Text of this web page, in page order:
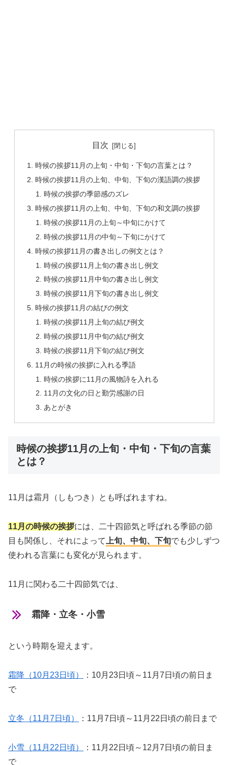
目次
時候の挨拶11月の上旬・中旬・下旬の言葉とは？
時候の挨拶11月の上旬、中旬、下旬の漢語調の挨拶
時候の挨拶の季節感のズレ
時候の挨拶11月の上旬、中旬、下旬の和文調の挨拶
時候の挨拶11月の上旬～中旬にかけて
時候の挨拶11月の中旬～下旬にかけて
時候の挨拶11月の書き出しの例文とは？
時候の挨拶11月上旬の書き出し例文
時候の挨拶11月中旬の書き出し例文
時候の挨拶11月下旬の書き出し例文
時候の挨拶11月の結びの例文
時候の挨拶11月上旬の結び例文
時候の挨拶11月中旬の結び例文
時候の挨拶11月下旬の結び例文
11月の時候の挨拶に入れる季語
時候の挨拶に11月の風物詩を入れる
11月の文化の日と勤労感謝の日
あとがき
時候の挨拶11月の上旬・中旬・下旬の言葉
とは？
11月は霜月（しもつき） とも呼ばれますね。
11月の時候の挨拶には、二十四節気と呼ばれる季節の節
目も関係し、それによって
上旬、中旬、下旬でも少しずつ
使われる言葉にも変化が見られます。
11月に関わる二十四節気では、
霜降・立冬・小雪
という時期を迎えます。
霜降（10月23日頃）
：10月23日頃～11月7日頃の前日ま
で
立冬（11月7日頃） ：11月7日頃～11月22日頃の前日まで
小雪（11月22日頃）
：11月22日頃～12月7日頃の前日ま
で